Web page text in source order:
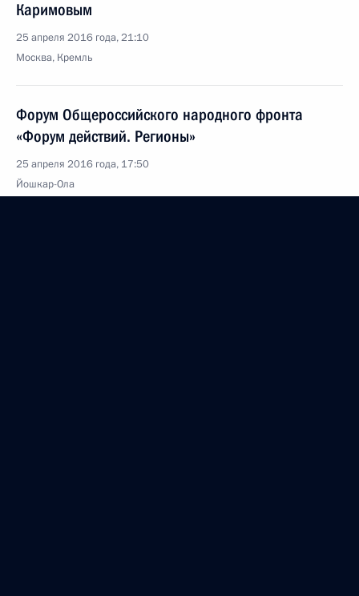
Каримовым
25 апреля 2016 года, 21:10
Москва, Кремль
Форум Общероссийского народного фронта
«Форум действий. Регионы»
25 апреля 2016 года, 17:50
Йошкар-Ола